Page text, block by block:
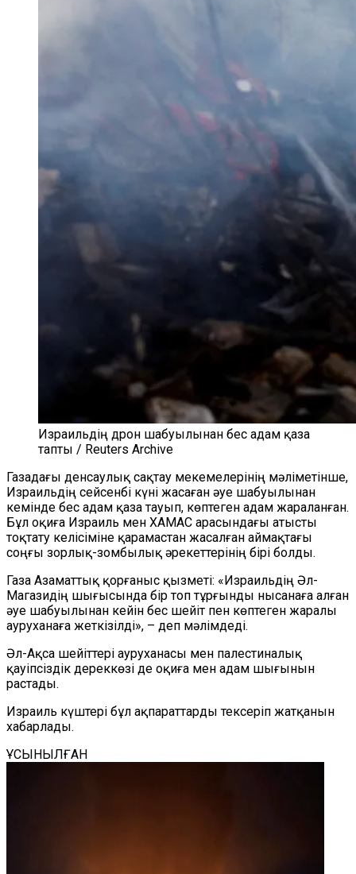
Израильдің дрон шабуылынан бес адам қаза
тапты / Reuters Archive
Газадағы денсаулық сақтау мекемелерінің мәліметінше,
Израильдің сейсенбі күні жасаған әуе шабуылынан
кемінде бес адам қаза тауып, көптеген адам жараланған.
Бұл оқиға Израиль мен ХАМАС арасындағы атысты
тоқтату келісіміне қарамастан жасалған аймақтағы
соңғы зорлық-зомбылық әрекеттерінің бірі болды.
Газа Азаматтық қорғаныс қызметі: «Израильдің Әл-
Магазидің шығысында бір топ тұрғынды нысанаға алған
әуе шабуылынан кейін бес шейіт пен көптеген жаралы
ауруханаға жеткізілді», – деп мәлімдеді.
Әл-Ақса шейіттері ауруханасы мен палестиналық
қауіпсіздік дереккөзі де оқиға мен адам шығынын
растады.
Израиль күштері бұл ақпараттарды тексеріп жатқанын
хабарлады.
ҰСЫНЫЛҒАН